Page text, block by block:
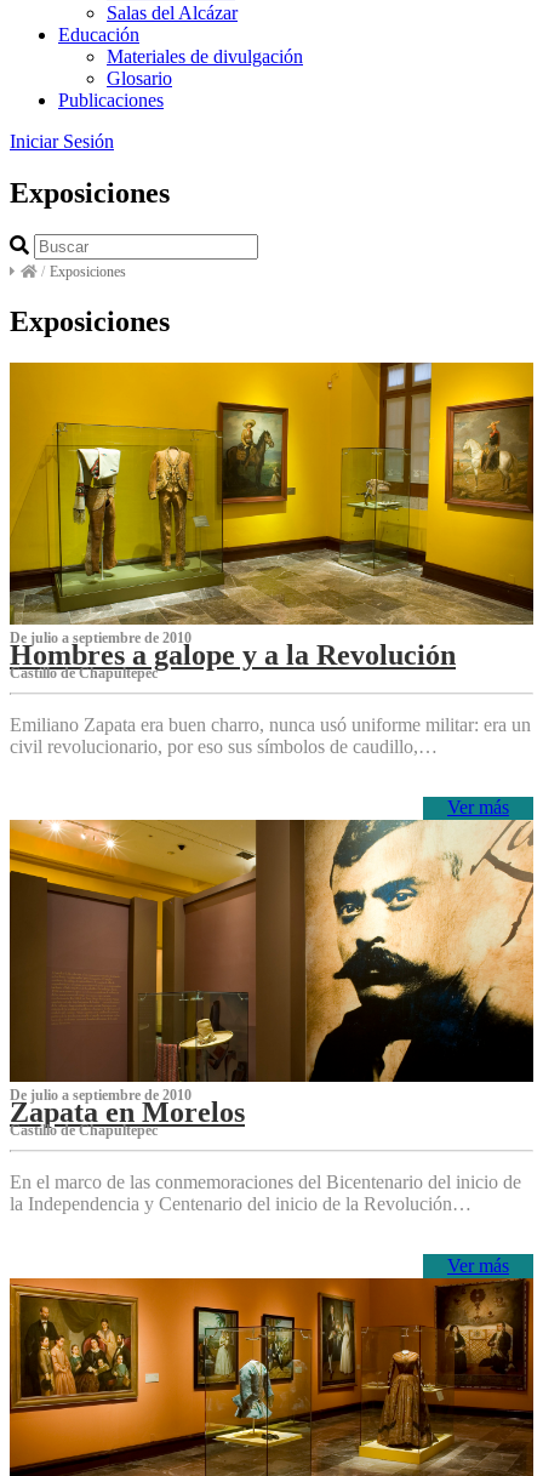
Salas del Alcázar
Educación
Materiales de divulgación
Glosario
Publicaciones
Iniciar Sesión
Exposiciones
/ Exposiciones
Exposiciones
De julio a septiembre de 2010
Hombres a galope y a la Revolución
Castillo de Chapultepec
Emiliano Zapata era buen charro, nunca usó uniforme militar: era un
civil revolucionario, por eso sus símbolos de caudillo,…
Ver más
De julio a septiembre de 2010
Zapata en Morelos
Castillo de Chapultepec
En el marco de las conmemoraciones del Bicentenario del inicio de
la Independencia y Centenario del inicio de la Revolución…
Ver más